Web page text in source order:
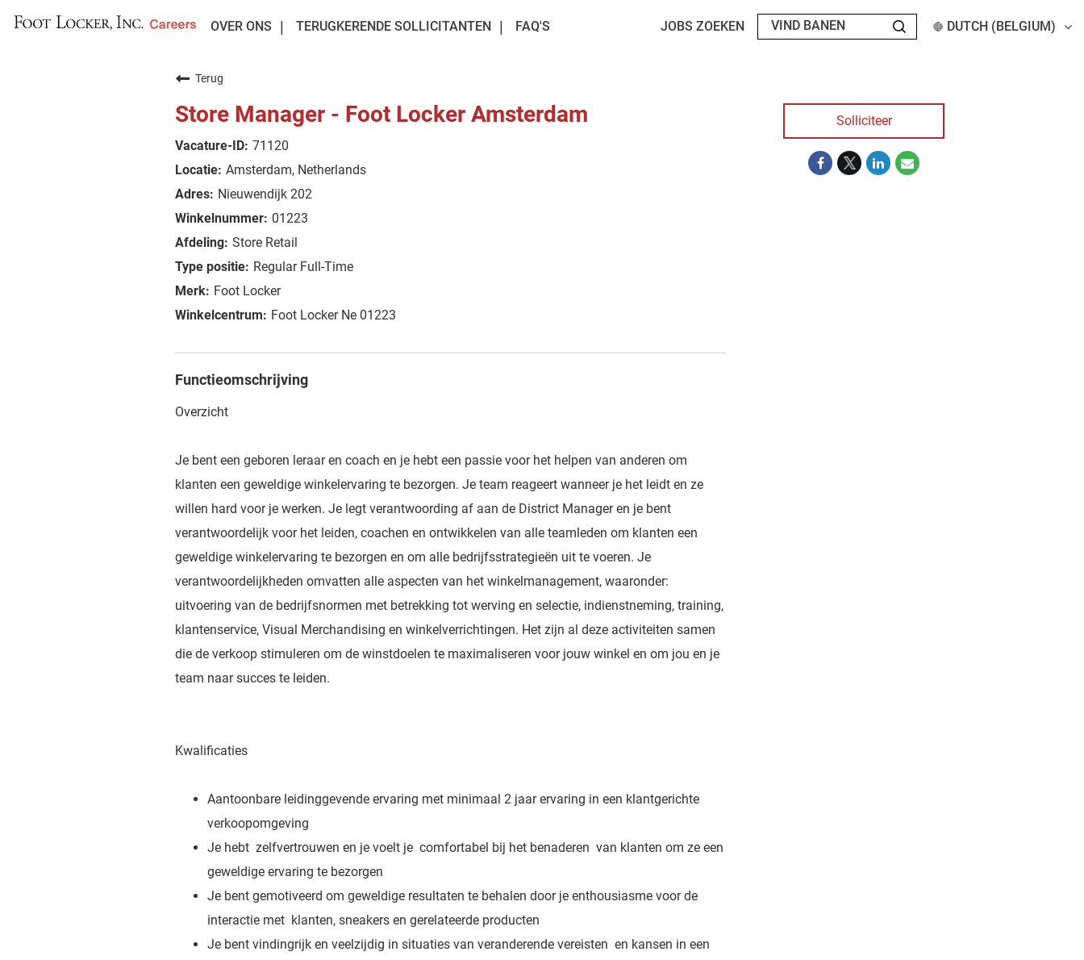
OVER ONS TERUGKERENDE SOLLICITANTEN FAQ'S JOBS ZOEKEN DUTCH (BELGIUM)
Terug
Store Manager - Foot Locker Amsterdam
71120
Amsterdam, Netherlands
Nieuwendijk 202
01223
Store Retail
Regular Full-Time
Foot Locker
Foot Locker Ne 01223
Functieomschrijving
Overzicht
Je bent een geboren leraar en coach en je hebt een passie voor het helpen van anderen om
klanten een geweldige winkelervaring te bezorgen. Je team reageert wanneer je het leidt en ze
willen hard voor je werken. Je legt verantwoording af aan de District Manager en je bent
verantwoordelijk voor het leiden, coachen en ontwikkelen van alle teamleden om klanten een
geweldige winkelervaring te bezorgen en om alle bedrijfsstrategieën uit te voeren. Je
verantwoordelijkheden omvatten alle aspecten van het winkelmanagement, waaronder:
uitvoering van de bedrijfsnormen met betrekking tot werving en selectie, indienstneming, training,
klantenservice, Visual Merchandising en winkelverrichtingen. Het zijn al deze activiteiten samen
die de verkoop stimuleren om de winstdoelen te maximaliseren voor jouw winkel en om jou en je
team naar succes te leiden.
Kwalificaties
Aantoonbare leidinggevende ervaring met minimaal 2 jaar ervaring in een klantgerichte
verkoopomgeving
Je hebt zelfvertrouwen en je voelt je comfortabel bij het benaderen van klanten om ze een
geweldige ervaring te bezorgen
Je bent gemotiveerd om geweldige resultaten te behalen door je enthousiasme voor de
interactie met klanten, sneakers en gerelateerde producten
Je bent vindingrijk en veelzijdig in situaties van veranderende vereisten en kansen in een
Solliciteer